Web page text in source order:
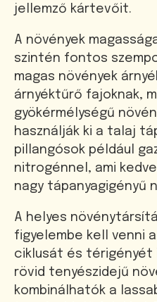
jellemző kártevőit.
A növények
szintén fontos
magas növények
árnyéktűrő fajoknak,
gyökérmélységű
használják ki a talaj
pillangósok például
nitrogénnel, ami
nagy tápanyagigényű
A helyes
figyelembe kell venni
ciklusát és térigényét
rövid tenyészidejű
kombinálhatók a